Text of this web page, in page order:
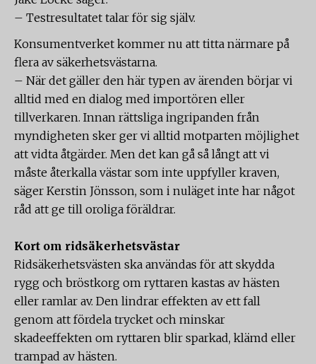
– Testresultatet talar för sig själv.
Konsumentverket kommer nu att titta närmare på
flera av säkerhetsvästarna.
– När det gäller den här typen av ärenden börjar vi
alltid med en dialog med importören eller
tillverkaren. Innan rättsliga ingripanden från
myndigheten sker ger vi alltid motparten möjlighet
att vidta åtgärder. Men det kan gå så långt att vi
måste återkalla västar som inte uppfyller kraven,
säger Kerstin Jönsson, som i nuläget inte har något
råd att ge till oroliga föräldrar.
Kort om ridsäkerhetsvästar
Ridsäkerhetsvästen ska användas för att skydda
rygg och bröstkorg om ryttaren kastas av hästen
eller ramlar av. Den lindrar effekten av ett fall
genom att fördela trycket och minskar
skadeeffekten om ryttaren blir sparkad, klämd eller
trampad av hästen.